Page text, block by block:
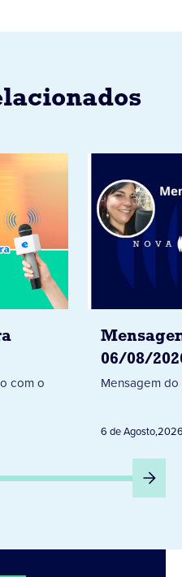
com o
06/08/
Mensagem do
6 de Agosto,